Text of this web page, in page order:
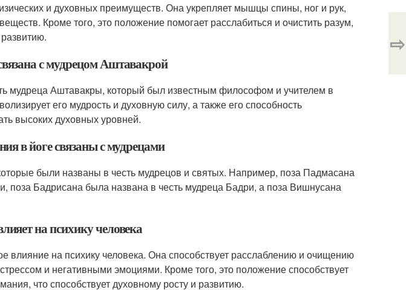
и духовных преимуществ. Она укрепляет мышцы спины, ног и рук,
Кроме того, это положение помогает расслабиться и очистить разум,
с мудрецом Аштавакрой
мудреца Аштавакры, который был известным философом и учителем в
его мудрость и духовную силу, а также его способность
высоких духовных уровней.
в йоге связаны с мудрецами
были названы в честь мудрецов и святых. Например, поза Падмасана
поза Бадрисана была названа в честь мудреца Бадри, а поза Вишнусана
на психику человека
влияние на психику человека. Она способствует расслаблению и очищению
и негативными эмоциями. Кроме того, это положение способствует
что способствует духовному росту и развитию.
⇨